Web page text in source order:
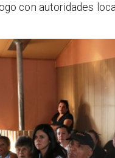
con autoridades